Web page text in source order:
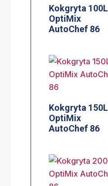
Kokgryta 100L
OptiMix
AutoChef 86
Kokgryta 150L
OptiMix
AutoChef 86